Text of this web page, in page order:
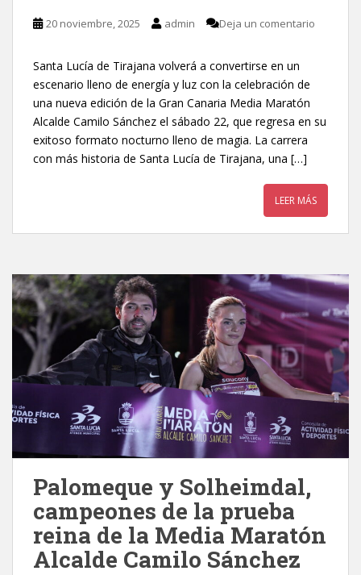
20 noviembre, 2025 admin Deja un comentario
Santa Lucía de Tirajana volverá a convertirse en un
escenario lleno de energía y luz con la celebración de
una nueva edición de la Gran Canaria Media Maratón
Alcalde Camilo Sánchez el sábado 22, que regresa en su
exitoso formato nocturno lleno de magia. La carrera
con más historia de Santa Lucía de Tirajana, una […]
LEER MÁS
Palomeque y Solheimdal,
campeones de la prueba
reina de la Media Maratón
Alcalde Camilo Sánchez